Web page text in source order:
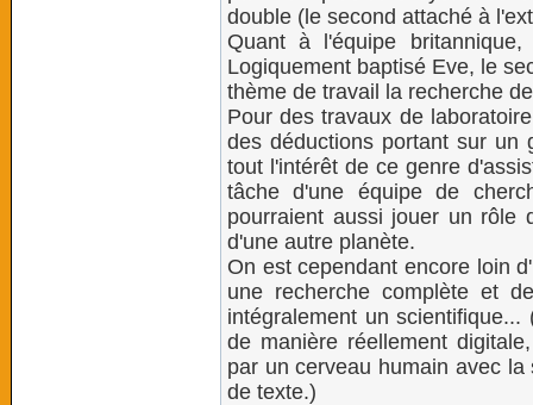
double (le second attaché à
Quant à l'équipe
Logiquement baptisé Eve, le
thème de travail la recherche
Pour des travaux de
des déductions portant sur un
tout l'intérêt de ce genre
tâche d'une équipe de
pourraient aussi jouer un rôle
d'une autre planète.
On est cependant encore loin
une recherche complète et
intégralement un
de manière réellement
par un cerveau humain avec
de texte.)